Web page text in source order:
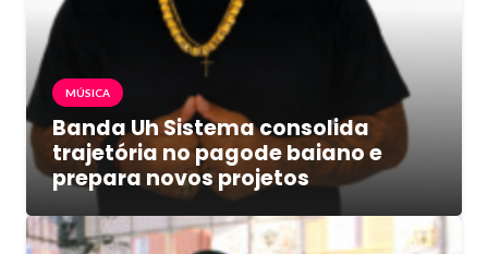
MÚSICA
Banda Uh Sistema consolida
trajetória no pagode baiano e
prepara novos projetos